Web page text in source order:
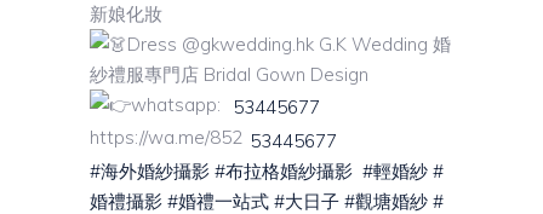
新娘化妝
Dress @gkwedding.hk G.K Wedding 婚
紗禮服專門店 Bridal Gown Design
whatsapp:
53445677
https://wa.me/852 53445677
#海外婚紗攝影 #布拉格婚紗攝影 #輕婚紗 #
婚禮攝影 #婚禮一站式 #大日子 #觀塘婚紗 #